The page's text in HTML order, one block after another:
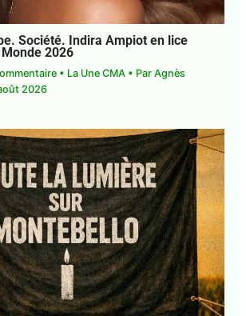
Société. Indira Ampiot en
Monde 2026
•La Une CMA• Par
•5 août 2026